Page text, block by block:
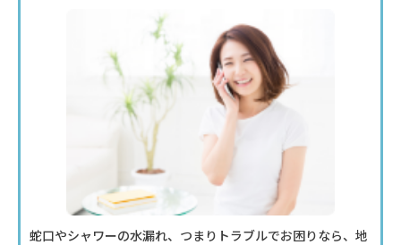
蛇口やシャワーの水漏れ、つまりトラブルでお困りなら、地